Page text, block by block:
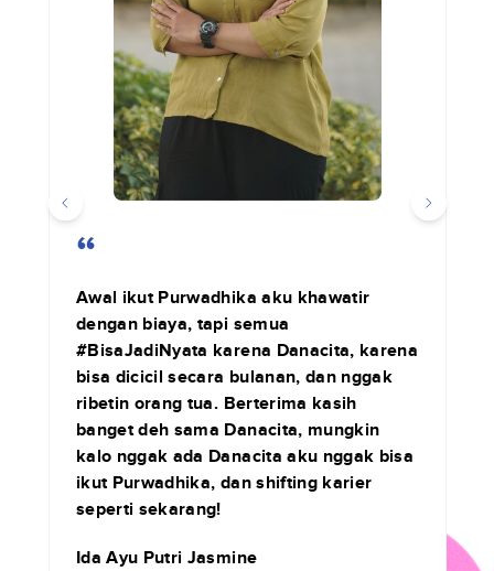
“
Awal ikut Purwadhika aku khawatir
dengan biaya, tapi semua
#BisaJadiNyata karena Danacita, karena
bisa dicicil secara bulanan, dan nggak
ribetin orang tua. Berterima kasih
banget deh sama Danacita, mungkin
kalo nggak ada Danacita aku nggak bisa
ikut Purwadhika, dan shifting karier
seperti sekarang!
Ida Ayu Putri Jasmine